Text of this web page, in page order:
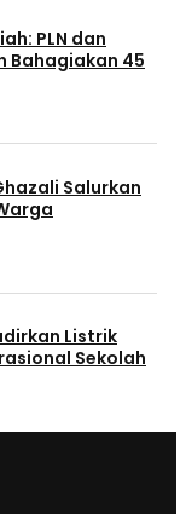
PLN dan
Bahagiakan 45
Salurkan
Listrik
Sekolah